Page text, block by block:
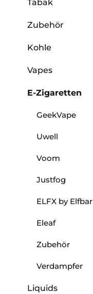
Tabak
Zubehör
Kohle
Vapes
E-Zigaretten
GeekVape
Uwell
Voom
Justfog
ELFX by Elfbar
Eleaf
Zubehör
Verdampfer
Liquids